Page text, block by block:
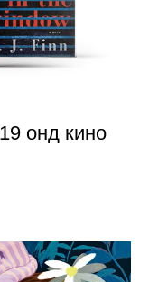
онд кино